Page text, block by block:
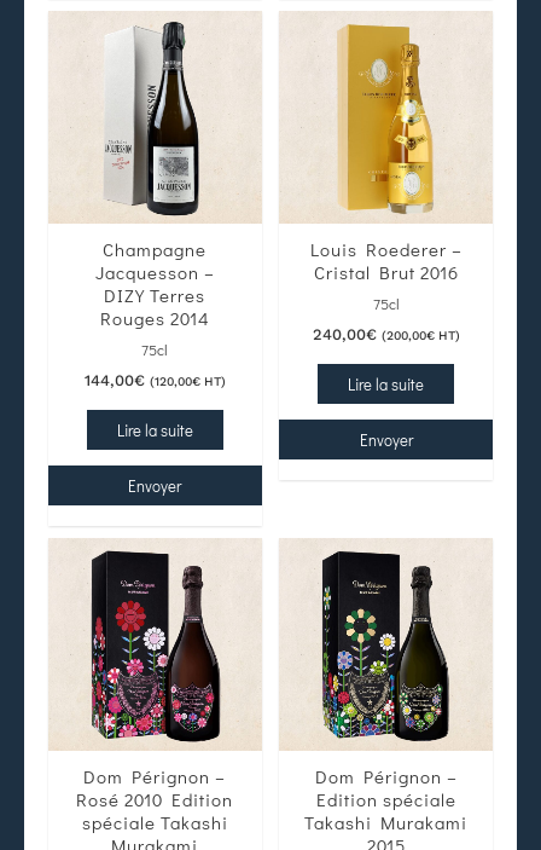
Champagne
Jacquesson –
DIZY Terres
Rouges 2014
75cl
144,00€ (120,00€HT)
Lire la suite
Envoyer
Louis Roederer –
Cristal Brut 2016
75cl
240,00€ (200,00€HT)
Lire la suite
Envoyer
Dom Pérignon –
Rosé 2010 Edition
spéciale Takashi
Dom Pérignon –
Edition spéciale
Takashi Murakami